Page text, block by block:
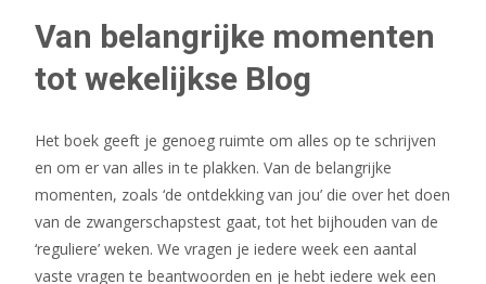
Van belangrijke momenten
tot wekelijkse Blog
Het boek geeft je genoeg ruimte om alles op te schrijven
en om er van alles in te plakken. Van de belangrijke
momenten, zoals ‘de ontdekking van jou’ die over het doen
van de zwangerschapstest gaat, tot het bijhouden van de
‘reguliere’ weken. We vragen je iedere week een aantal
vaste vragen te beantwoorden en je hebt iedere wek een